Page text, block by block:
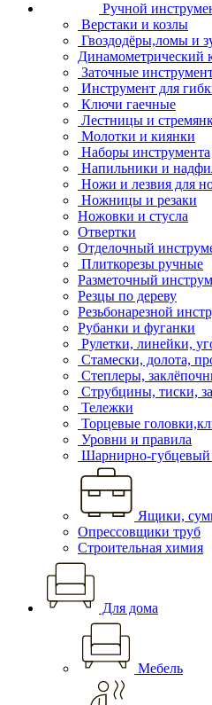
Ручной
Верстаки и козлы
Гвоздодёры,ломы и
Динамометрический
Заточные
Инструмент для
Ключи гаечные
Лестницы и
Молотки и киянки
Наборы инструмента
Напильники и
Ножи и лезвия для
Ножницы и резаки
Ножовки и стусла
Отвертки
Отделочный
Плиткорезы ручные
Разметочный
Резцы по дереву
Резьбонарезной
Рубанки и фуганки
Рулетки, линейки,
Стамески, долота,
Степлеры,
Струбцины, тиски,
Тележки
Торцевые
Уровни и правила
Шарнирно-губцевый
Ящики,
Опрессовщики труб
Строительная химия
Для дома
Мебель